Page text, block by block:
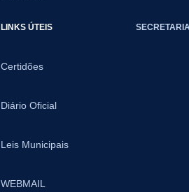
LINKS ÚTEIS
Certidões
Diário Oficial
Leis Municipais
WEBMAIL